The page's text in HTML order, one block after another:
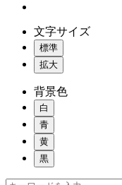
文字サイズ
標準
拡大
背景色
白
青
黄
黒